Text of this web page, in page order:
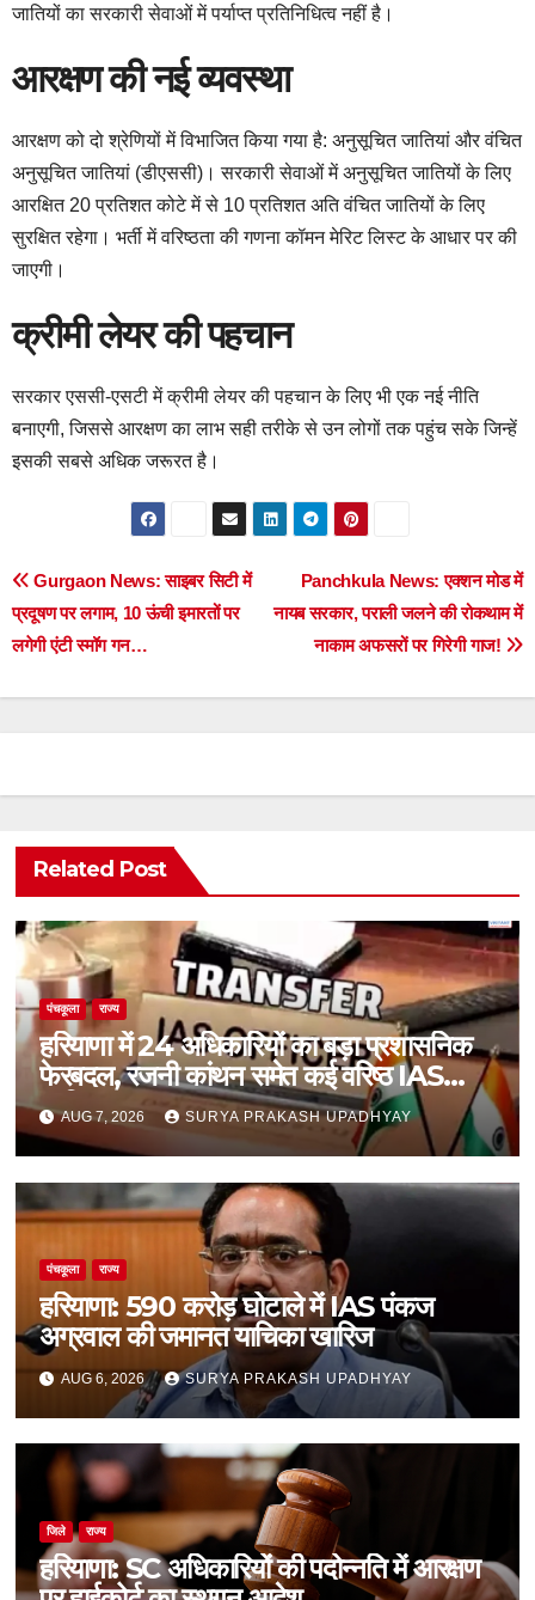
जातियों का सरकारी सेवाओं में पर्याप्त प्रतिनिधित्व नहीं है।
आरक्षण की नई व्यवस्था
आरक्षण को दो श्रेणियों में विभाजित किया गया है: अनुसूचित जातियां और वंचित
अनुसूचित जातियां (डीएससी)। सरकारी सेवाओं में अनुसूचित जातियों के लिए
आरक्षित 20 प्रतिशत कोटे में से 10 प्रतिशत अति वंचित जातियों के लिए
सुरक्षित रहेगा। भर्ती में वरिष्ठता की गणना कॉमन मेरिट लिस्ट के आधार पर की
जाएगी।
क्रीमी लेयर की पहचान
सरकार एससी-एसटी में क्रीमी लेयर की पहचान के लिए भी एक नई नीति
बनाएगी, जिससे आरक्षण का लाभ सही तरीके से उन लोगों तक पहुंच सके जिन्हें
इसकी सबसे अधिक जरूरत है।
Post
navigation
Panchkula News: एक्शन मोड में
नायब सरकार, पराली जलने की रोकथाम में
नाकाम अफसरों पर गिरेगी गाज!
Gurgaon News: साइबर सिटी में
प्रदूषण पर लगाम, 10 ऊंची इमारतों पर
लगेगी एंटी स्मॉग गन…
Related Post
पंचकूला राज्य
हरियाणा में 24 अधिकारियों का बड़ा प्रशासनिक
फेरबदल, रजनी कांथन समेत कई वरिष्ठ IAS
शामिल
AUG 7, 2026 SURYA PRAKASH UPADHYAY
पंचकूला राज्य
हरियाणा: 590 करोड़ घोटाले में IAS पंकज
अग्रवाल की जमानत याचिका खारिज
AUG 6, 2026 SURYA PRAKASH UPADHYAY
जिले राज्य
हरियाणा: SC अधिकारियों की पदोन्नति में आरक्षण